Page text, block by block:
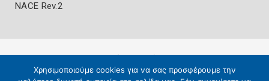
NACE Rev.2
Χρησιμοποιούμε cookies για να σας προσφέρουμε την
Copyright 2026 Knowledge A.E.